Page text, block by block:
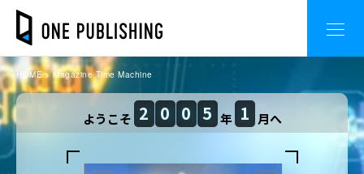
HOME Magazine Time Machine
ようこそ 2 0 0 5 年 1 月へ